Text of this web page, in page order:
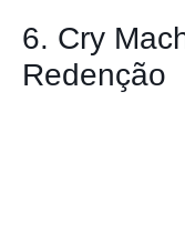
6. Cry
Redenção